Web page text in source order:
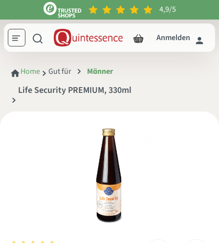
springen 4,9/5
Anmelden
Home Gut für Männer
Life Security PREMIUM, 330ml